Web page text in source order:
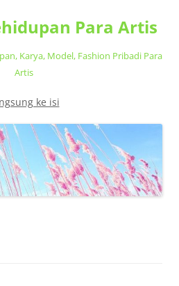
Para Artis
Karya, Model, Fashion Pribadi Para
Artis
ke isi